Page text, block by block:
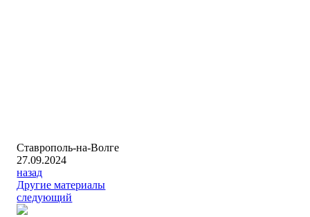
Ставрополь-на-Волге
27.09.2024
назад
Другие материалы
следующий